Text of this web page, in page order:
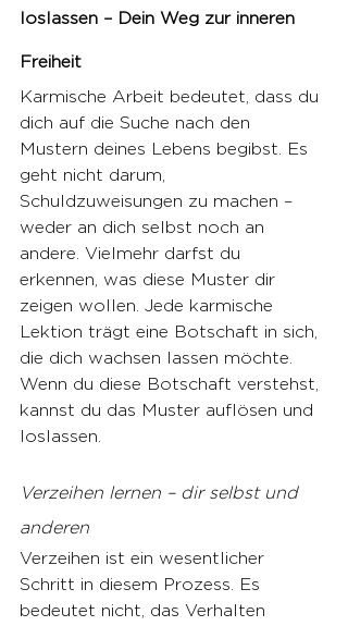
loslassen – Dein Weg zur inneren
Freiheit
Karmische Arbeit bedeutet, dass du
dich auf die Suche nach den
Mustern deines Lebens begibst. Es
geht nicht darum,
Schuldzuweisungen zu machen –
weder an dich selbst noch an
andere. Vielmehr darfst du
erkennen, was diese Muster dir
zeigen wollen. Jede karmische
Lektion trägt eine Botschaft in sich,
die dich wachsen lassen möchte.
Wenn du diese Botschaft verstehst,
kannst du das Muster auflösen und
loslassen.
Verzeihen lernen – dir selbst und
anderen
Verzeihen ist ein wesentlicher
Schritt in diesem Prozess. Es
bedeutet nicht, das Verhalten